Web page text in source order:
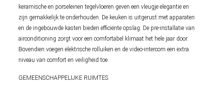
keramische en porseleinen tegelvloeren geven een vleugje elegantie en
zijn gemakkelijk te onderhouden. De keuken is uitgerust met apparaten
en de ingebouwde kasten bieden efficiënte opslag. De pre-installatie van
airconditioning zorgt voor een comfortabel klimaat het hele jaar door.
Bovendien voegen elektrische rolluiken en de video-intercom een extra
niveau van comfort en veiligheid toe.
GEMEENSCHAPPELIJKE RUIMTES